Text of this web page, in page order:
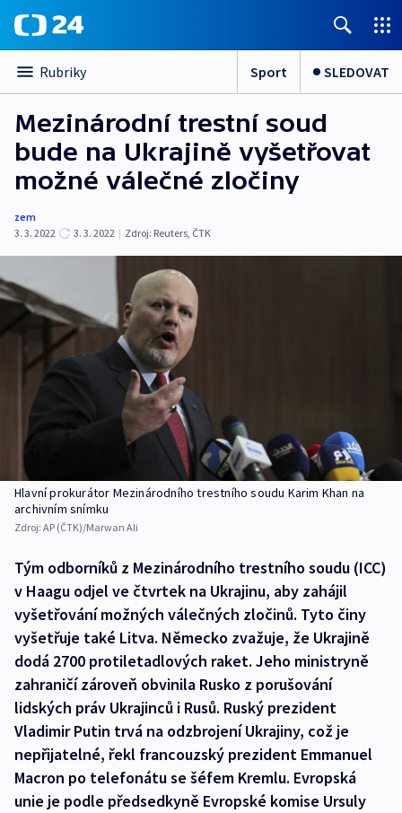
Rubriky Sport SLEDOVAT
Mezinárodní trestní soud
bude na Ukrajině vyšetřovat
možné válečné zločiny
zem
3. 3. 2022
3. 3. 2022 | Zdroj: Reuters, ČTK
Hlavní prokurátor Mezinárodního trestního soudu Karim Khan na
archivním snímku
Zdroj: AP (ČTK)/Marwan Ali
Tým odborníků z Mezinárodního trestního soudu (ICC)
v Haagu odjel ve čtvrtek na Ukrajinu, aby zahájil
vyšetřování možných válečných zločinů. Tyto činy
vyšetřuje také Litva. Německo zvažuje, že Ukrajině
dodá 2700 protiletadlových raket. Jeho ministryně
zahraničí zároveň obvinila Rusko z porušování
lidských práv Ukrajinců i Rusů. Ruský prezident
Vladimir Putin trvá na odzbrojení Ukrajiny, což je
nepřijatelné, řekl francouzský prezident Emmanuel
Macron po telefonátu se šéfem Kremlu. Evropská
unie je podle předsedkyně Evropské komise Ursuly